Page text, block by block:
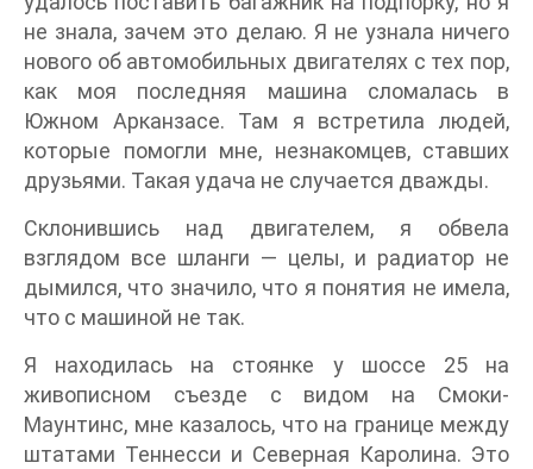
не знала, зачем это делаю. Я не узнала ничего
нового об автомобильных двигателях с тех пор,
как моя последняя машина сломалась в
Южном Арканзасе. Там я встретила людей,
которые помогли мне, незнакомцев, ставших
друзьями. Такая удача не случается дважды.
Склонившись над двигателем, я обвела
взглядом все шланги ― целы, и радиатор не
дымился, что значило, что я понятия не имела,
что с машиной не так.
Я находилась на стоянке у шоссе 25 на
живописном съезде с видом на Смоки-
Маунтинс, мне казалось, что на границе между
штатами Теннесси и Северная Каролина. Это